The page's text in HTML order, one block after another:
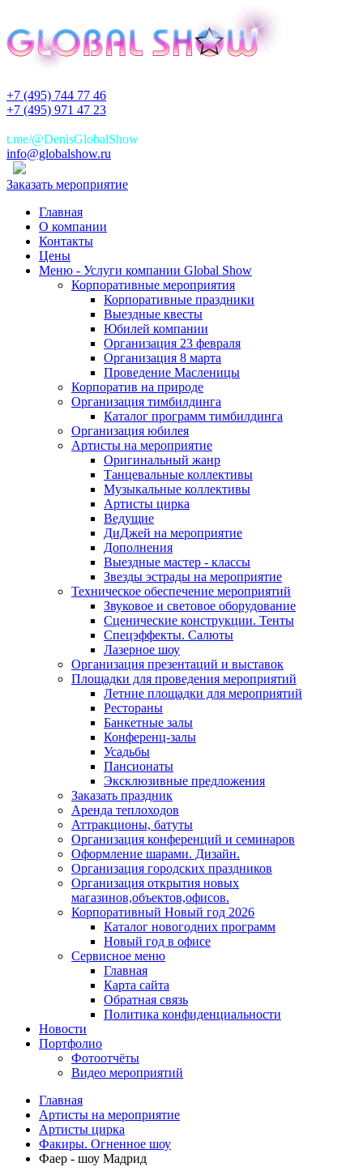
+7 (495) 744 77 46
+7 (495) 971 47 23
t.me/@DenisGlobalShow
info@globalshow.ru
Заказать мероприятие
Главная
О компании
Контакты
Цены
Меню - Услуги компании Global Show
Корпоративные мероприятия
Корпоративные праздники
Выездные квесты
Юбилей компании
Организация 23 февраля
Организация 8 марта
Проведение Масленицы
Корпоратив на природе
Организация тимбилдинга
Каталог программ тимбилдинга
Организация юбилея
Артисты на мероприятие
Оригинальный жанр
Танцевальные коллективы
Музыкальные коллективы
Артисты цирка
Ведущие
ДиДжей на мероприятие
Дополнения
Выездные мастер - классы
Звезды эстрады на мероприятие
Техническое обеспечение мероприятий
Звуковое и световое оборудование
Сценические конструкции. Тенты
Спецэффекты. Салюты
Лазерное шоу
Организация презентаций и выставок
Площадки для проведения мероприятий
Летние площадки для мероприятий
Рестораны
Банкетные залы
Конференц-залы
Усадьбы
Пансионаты
Эксклюзивные предложения
Заказать праздник
Аренда теплоходов
Аттракционы, батуты
Организация конференций и семинаров
Оформление шарами. Дизайн.
Организация городских праздников
Организация открытия новых
магазинов,объектов,офисов.
Корпоративный Новый год 2026
Каталог новогодних программ
Новый год в офисе
Сервисное меню
Главная
Карта сайта
Обратная связь
Политика конфиденциальности
Новости
Портфолио
Фотоотчёты
Видео мероприятий
Главная
Артисты на мероприятие
Артисты цирка
Факиры. Огненное шоу
Фаер - шоу Мадрид